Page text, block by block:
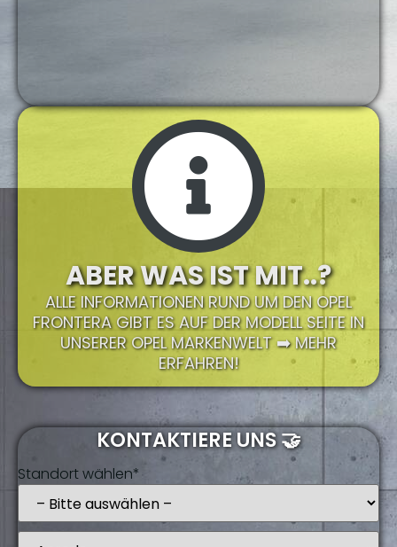
ABER WAS IST MIT..?
ALLE INFORMATIONEN RUND UM DEN OPEL
FRONTERA GIBT ES AUF DER MODELL SEITE IN
UNSERER OPEL MARKENWELT ➡️ MEHR
ERFAHREN!
KONTAKTIERE UNS 🤝
Standort wählen*